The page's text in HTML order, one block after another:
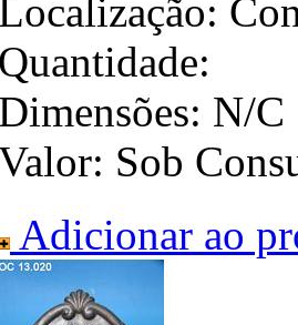
N/C
Sob
Adicionar ao